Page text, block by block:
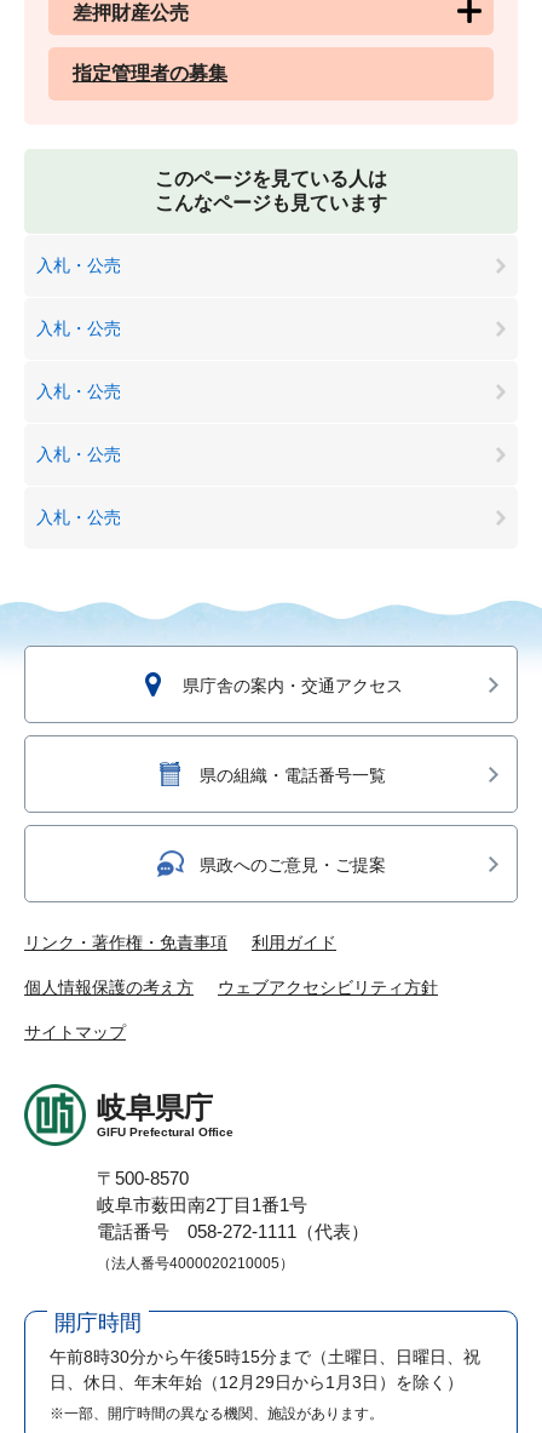
差押財産公売
指定管理者の募集
このページを見ている人は
こんなページも見ています
入札・公売
入札・公売
入札・公売
入札・公売
入札・公売
県庁舎の案内・交通アクセス
県の組織・電話番号一覧
県政へのご意見・ご提案
リンク・著作権・免責事項 利用ガイド
個人情報保護の考え方 ウェブアクセシビリティ方針
サイトマップ
岐阜県庁
GIFU Prefectural Office
〒500-8570
岐阜市薮田南2丁目1番1号
電話番号 058-272-1111（代表）
（法人番号4000020210005）
開庁時間
午前8時30分から午後5時15分まで （土曜日、日曜日、祝
日、休日、年末年始（12月29日から1月3日）を除く）
※一部、開庁時間の異なる機関、施設があります。